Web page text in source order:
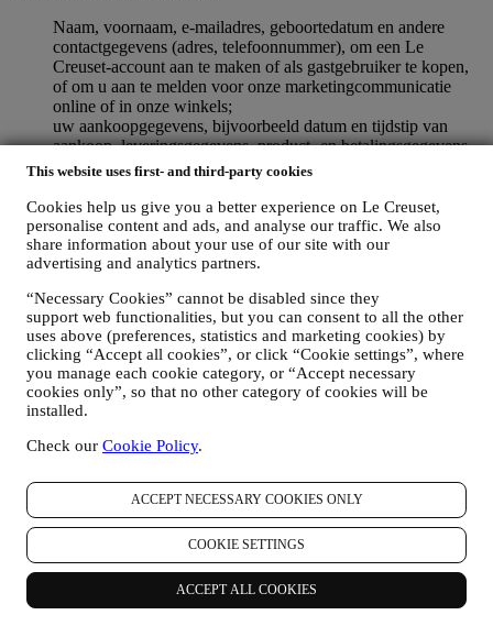
This website uses first- and third-party cookies
Cookies help us give you a better experience on Le Creuset,
personalise content and ads, and analyse our traffic. We also
share information about your use of our site with our
advertising and analytics partners.
“Necessary Cookies” cannot be disabled since they
support web functionalities, but you can consent to all the other
uses above (preferences, statistics and marketing cookies) by
clicking “Accept all cookies”, or click “Cookie settings”, where
you manage each cookie category, or “Accept necessary
cookies only”, so that no other category of cookies will be
installed.
Check our Cookie Policy.
ACCEPT NECESSARY COOKIES ONLY
COOKIE SETTINGS
ACCEPT ALL COOKIES
Naam, voornaam, e-mailadres, geboortedatum en andere
contactgegevens (adres, telefoonnummer), om een Le
Creuset-account aan te maken of als gastgebruiker te kopen,
of om u aan te melden voor onze marketingcommunicatie
online of in onze winkels;
uw aankoopgegevens, bijvoorbeeld datum en tijdstip van
aankoop, leveringsgegevens, product- en betalingsgegevens,
voor het beheer van uw bestellingen;
gegevens over uw online browsegeschiedenis (bv. online-
identificatienummers - zoals uw IP-adres, browserversie,
besturingssysteem, duur van het bezoek, terugkerende
gebruiker, geografische oorsprong), verzameld tijdens uw
bezoeken aan de Website (ongeacht of u een geregistreerde
traceringstechnologieën zoals “cookies” (voor informatie over
het verzamelen van gegevens door middel van cookies, zie
onsCookiebeleid, ter verbetering van onze diensten en
advertenties, of voor onze statistische analyse; in de meeste
gevallen zullen we u niet kunnen identificeren aan de hand
van deze technische informatie.
ons (bijvoorbeeld uw berichten, chats, berichten op sociale
De persoonsgegevens die van u worden verzameld wanneer u de
Website gebruikt of anderszins persoonlijk identificeerbare
informatie verstrekt, zijn op die manier beschermd en u hebt de
privacyrechten die in paragraaf 8 hieronder worden uitgelegd.
2. WIE VERZAMELT UW GEGEVENS?
De verwerkingsverantwoordelijke voor de e-commercediensten die